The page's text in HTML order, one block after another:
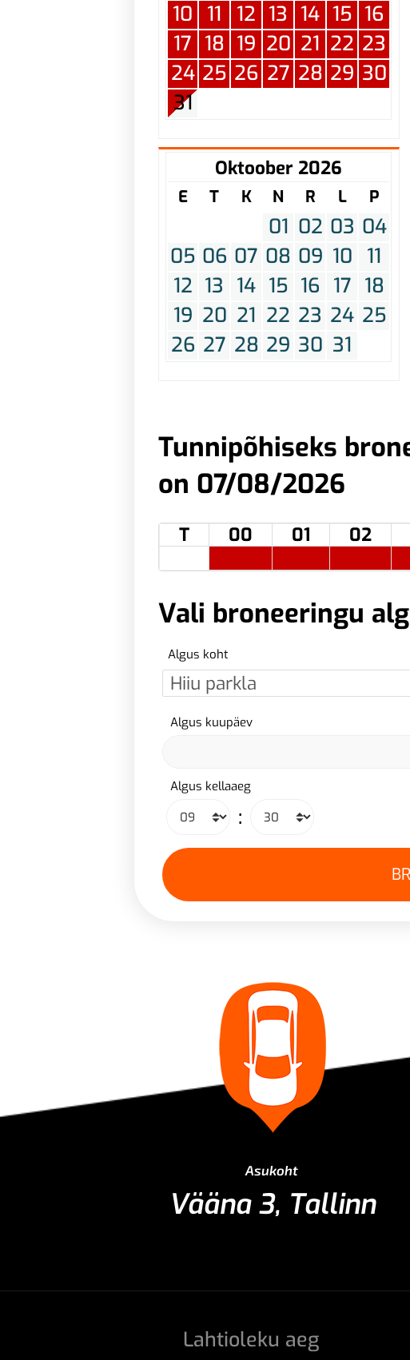
10
11 12 13 14 15 16
17 18 19 20 21 22 23
24 25 26 27 28 29 30
31
Oktoober 2026
E T K N R L P
01 02 03 04
05 06 07 08 09 10
11
12 13 14 15 16 17 18
19 20 21 22 23 24 25
26 27 28 29 30 31
Tunnipõhiseks
on 07/08/2026
T 00 01 02
Vali broneeringu
Algus koht
Algus kuupäev
Algus kellaaeg
:
Asukoht
Vääna 3, Tallinn
Lahtioleku aeg